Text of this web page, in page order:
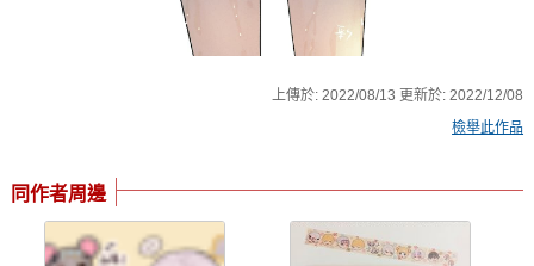
上傳於:2022/08/13 更新於:2022/12/08
檢舉此作品
同作者周邊